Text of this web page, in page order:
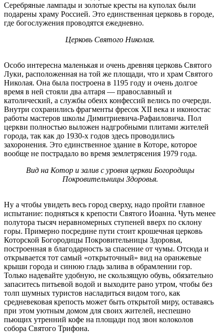
Серебряные лампады и золотые кресты на куполах были
подарены храму Россией. Это единственная церковь в городе,
где богослужения проводятся ежедневно.
Церковь Святого Николая.
Особо интересна маленькая и очень древняя церковь Святого
Луки, расположенная на той же площади, что и храм Святого
Николая. Она была построена в 1195 году и очень долгое
время в ней стояли два алтаря — православный и
католический, а службы обеих конфессий велись по очереди.
Внутри сохранились фрагменты фресок XII века и иконостас
работы мастеров школы Димитриевича-Рафаиловича. Пол
церкви полностью выложен надгробными плитами жителей
города, так как до 1930-х годов здесь проводились
захоронения. Это единственное здание в Которе, которое
вообще не пострадало во время землетрясения 1979 года.
Вид на Котор и залив с уровня церкви Богородицы
Покровительницы Здоровья.
Ну а чтобы увидеть весь город сверху, надо пройти главное
испытание: подняться к крепости Святого Иоанна. Чуть менее
полутора тысяч неравномерных ступеней вверх по склону
горы. Примерно посредине пути стоит крошечная церковь
Которской Богородицы Покровительницы Здоровья,
построенная в благодарность за спасение от чумы. Отсюда и
открывается тот самый «открыточный» вид на оранжевые
крыши города и синюю гладь залива в обрамлении гор.
Только надевайте удобную, не скользящую обувь, обязательно
запаситесь питьевой водой и выходите рано утром, чтобы без
толп шумных туристов насладиться видом того, как
средневековая крепость может быть открытой миру, оставаясь
при этом уютным домом для своих жителей, неспешно
пьющих утренний кофе на площади под звон колоколов
собора Святого Трифона.